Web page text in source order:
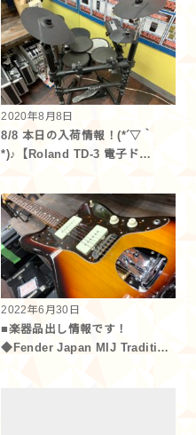
2020年8月8日
8/8 本日の入荷情報！(*´▽｀
*)♪【Roland TD-3 電子ド…
2022年6月30日
■楽器品出し情報です！
◆Fender Japan MIJ Traditi…